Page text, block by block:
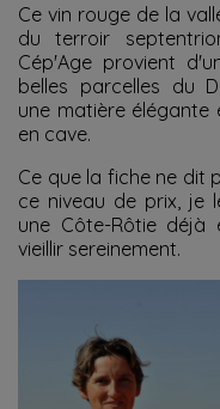
Ce vin rouge de la
du terroir
Cép'Age provient
belles parcelles du
une matière élégante
en cave.
Ce que la fiche ne dit
ce niveau de prix, je
une Côte-Rôtie déjà
vieillir sereinement.